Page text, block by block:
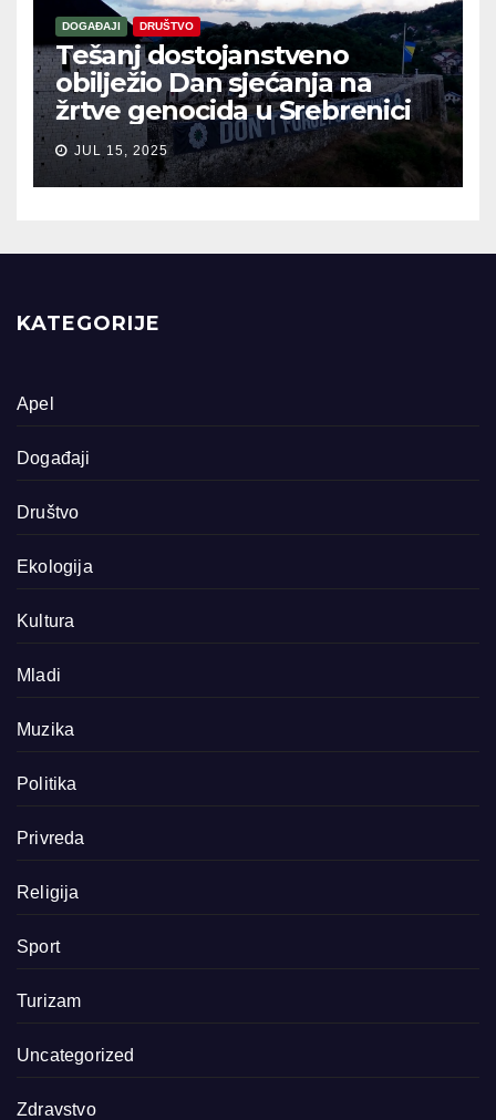
DOGAĐAJI DRUŠTVO
Tešanj dostojanstveno
obilježio Dan sjećanja na
žrtve genocida u Srebrenici
JUL 15, 2025
KATEGORIJE
Apel
Događaji
Društvo
Ekologija
Kultura
Mladi
Muzika
Politika
Privreda
Religija
Sport
Turizam
Uncategorized
Zdravstvo